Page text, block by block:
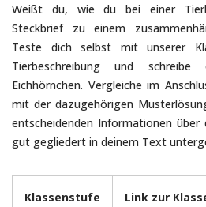
Weißt du, wie du bei einer
Steckbrief zu einem
Teste dich selbst mit unserer
Tierbeschreibung und
Eichhörnchen. Vergleiche im
mit der dazugehörigen
entscheidenden Informationen
gut gegliedert in deinem Text
Klassenstufe Link zur